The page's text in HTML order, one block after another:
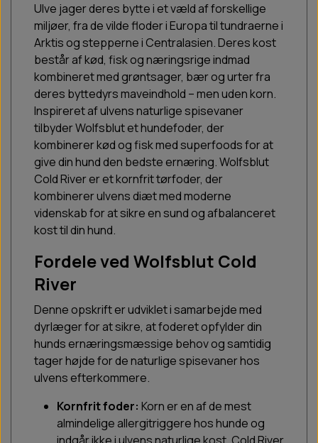
Ulve jager deres bytte i et væld af forskellige
miljøer, fra de vilde floder i Europa til tundraerne i
Arktis og stepperne i Centralasien. Deres kost
består af kød, fisk og næringsrige indmad
kombineret med grøntsager, bær og urter fra
deres byttedyrs maveindhold – men uden korn.
Inspireret af ulvens naturlige spisevaner
tilbyder Wolfsblut et hundefoder, der
kombinerer kød og fisk med superfoods for at
give din hund den bedste ernæring. Wolfsblut
Cold River er et kornfrit tørfoder, der
kombinerer ulvens diæt med moderne
videnskab for at sikre en sund og afbalanceret
kost til din hund.
Fordele ved Wolfsblut Cold
River
Denne opskrift er udviklet i samarbejde med
dyrlæger for at sikre, at foderet opfylder din
hunds ernæringsmæssige behov og samtidig
tager højde for de naturlige spisevaner hos
ulvens efterkommere.
Kornfrit foder: Korn er en af de mest
almindelige allergitriggere hos hunde og